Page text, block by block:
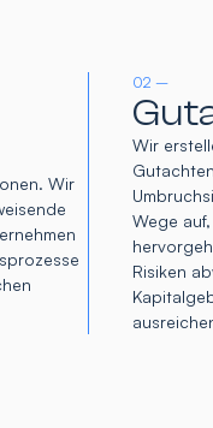
Wir
02 –
Wir
Wege
Risiken